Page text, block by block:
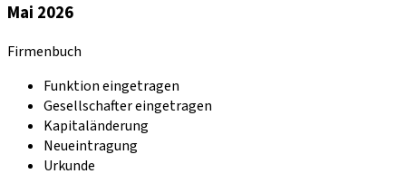
Mai 2026
Firmenbuch
Funktion eingetragen
Gesellschafter eingetragen
Kapitaländerung
Neueintragung
Urkunde